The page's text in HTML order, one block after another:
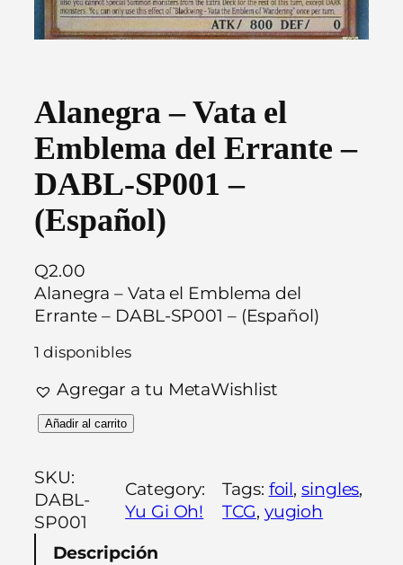
Alanegra – Vata el
Emblema del Errante –
DABL-SP001 –
(Español)
Q2.00
Alanegra – Vata el Emblema del
Errante – DABL-SP001 – (Español)
1 disponibles
Agregar a tu MetaWishlist
A
a
n
e
g
Añadir al carrito
SKU:
DABL-
SP001
Category:
Yu Gi Oh!
Tags: foil, singles
TCG, yugioh
Descripción